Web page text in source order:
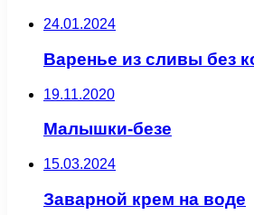
24.01.2024
Варенье из сливы без
19.11.2020
Малышки-безе
15.03.2024
Заварной крем на воде